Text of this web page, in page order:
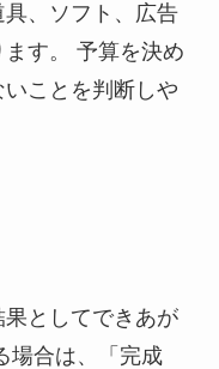
、ソフト、広告
す。 予算を決め
ことを判断しや
としてできあが
場合は、「完成